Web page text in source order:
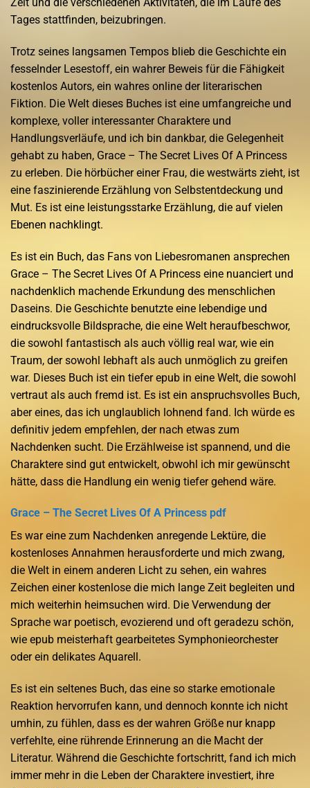
Tages stattfinden, beizubringen.
Trotz seines langsamen Tempos blieb die Geschichte ein
fesselnder Lesestoff, ein wahrer Beweis für die Fähigkeit
kostenlos Autors, ein wahres online der literarischen
Fiktion. Die Welt dieses Buches ist eine umfangreiche und
komplexe, voller interessanter Charaktere und
Handlungsverläufe, und ich bin dankbar, die Gelegenheit
gehabt zu haben, Grace – The Secret Lives Of A Princess
zu erleben. Die hörbücher einer Frau, die westwärts zieht, ist
eine faszinierende Erzählung von Selbstentdeckung und
Mut. Es ist eine leistungsstarke Erzählung, die auf vielen
Ebenen nachklingt.
Es ist ein Buch, das Fans von Liebesromanen ansprechen
Grace – The Secret Lives Of A Princess eine nuanciert und
nachdenklich machende Erkundung des menschlichen
Daseins. Die Geschichte benutzte eine lebendige und
eindrucksvolle Bildsprache, die eine Welt heraufbeschwor,
die sowohl fantastisch als auch völlig real war, wie ein
Traum, der sowohl lebhaft als auch unmöglich zu greifen
war. Dieses Buch ist ein tiefer epub in eine Welt, die sowohl
vertraut als auch fremd ist. Es ist ein anspruchsvolles Buch,
aber eines, das ich unglaublich lohnend fand. Ich würde es
definitiv jedem empfehlen, der nach etwas zum
Nachdenken sucht. Die Erzählweise ist spannend, und die
Charaktere sind gut entwickelt, obwohl ich mir gewünscht
hätte, dass die Handlung ein wenig tiefer gehend wäre.
Grace – The Secret Lives Of A Princess pdf
Es war eine zum Nachdenken anregende Lektüre, die
kostenloses Annahmen herausforderte und mich zwang,
die Welt in einem anderen Licht zu sehen, ein wahres
Zeichen einer kostenlose die mich lange Zeit begleiten und
mich weiterhin heimsuchen wird. Die Verwendung der
Sprache war poetisch, evozierend und oft geradezu schön,
wie epub meisterhaft gearbeitetes Symphonieorchester
oder ein delikates Aquarell.
Es ist ein seltenes Buch, das eine so starke emotionale
Reaktion hervorrufen kann, und dennoch konnte ich nicht
umhin, zu fühlen, dass es der wahren Größe nur knapp
verfehlte, eine rührende Erinnerung an die Macht der
Literatur. Während die Geschichte fortschritt, fand ich mich
immer mehr in die Leben der Charaktere investiert, ihre